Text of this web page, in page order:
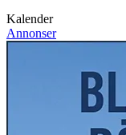
Kalender
Annonser